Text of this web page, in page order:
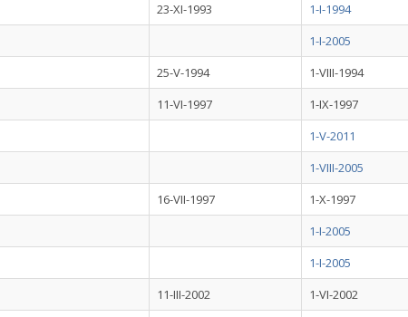
23-XI-1993
1-I-1994
1-I-2005
25-V-1994
1-VIII-1994
11-VI-1997
1-IX-1997
1-V-2011
1-VIII-2005
16-VII-1997
1-X-1997
1-I-2005
1-I-2005
11-III-2002
1-VI-2002